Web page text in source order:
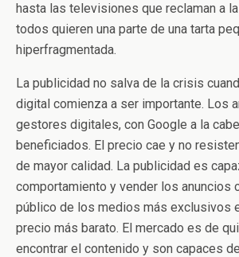
hasta las televisiones que reclaman a
todos quieren una parte de una tarta
hiperfragmentada.
La publicidad no salva de la crisis
digital comienza a ser importante. Los
gestores digitales, con Google a la
beneficiados. El precio cae y no
de mayor calidad. La publicidad es
comportamiento y vender los anuncios
público de los medios más exclusivos
precio más barato. El mercado es de
encontrar el contenido y son capaces